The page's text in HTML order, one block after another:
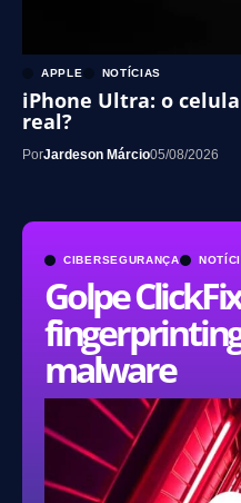
CIBERSEGURANÇA
Golpe
malware
APPLE NOTÍCIAS
iPhone Ultra: o
real?
PorJardeson Márcio05/08/2026